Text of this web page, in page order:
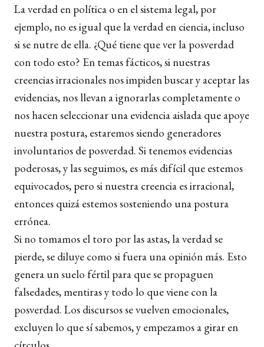
La verdad en política o en el sistema legal, por
ejemplo, no es igual que la verdad en ciencia, incluso
si se nutre de ella. ¿Qué tiene que ver la posverdad
con todo esto? En temas fácticos, si nuestras
creencias irracionales nos impiden buscar y aceptar las
evidencias, nos llevan a ignorarlas completamente o
nos hacen seleccionar una evidencia aislada que apoye
nuestra postura, estaremos siendo generadores
involuntarios de posverdad. Si tenemos evidencias
poderosas, y las seguimos, es más difícil que estemos
equivocados, pero si nuestra creencia es irracional,
entonces quizá estemos sosteniendo una postura
errónea.
Si no tomamos el toro por las astas, la verdad se
pierde, se diluye como si fuera una opinión más. Esto
genera un suelo fértil para que se propaguen
falsedades, mentiras y todo lo que viene con la
posverdad. Los discursos se vuelven emocionales,
excluyen lo que sí sabemos, y empezamos a girar en